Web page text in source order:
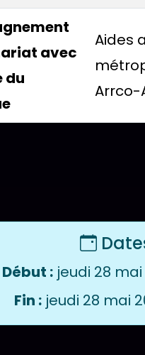
avec
du
Aides
Arrco-
Début : jeudi 28 mai
Fin : jeudi 28 mai